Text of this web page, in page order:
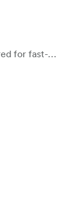
The RoadRunner 8L Backpack is engineered for fast-paced creators who need lightweight protection and quick access to their gear. Featuring dual-side access for efficient run-and-gun shooting, a fully padded exterior, and an integrated rainfly, it delivers reliable performance whether you're exploring the city or working in challenging weather conditions.